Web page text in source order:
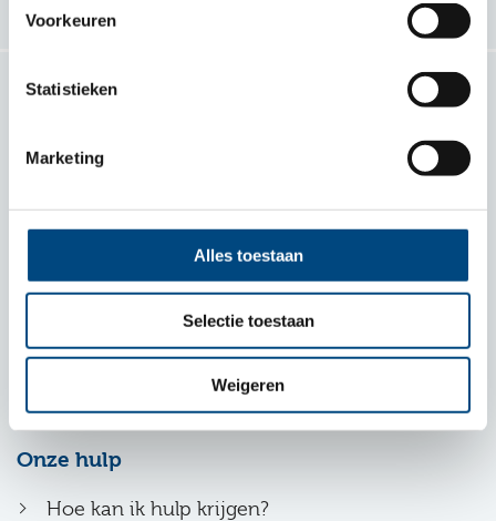
Voorkeuren
Statistieken
Marketing
Alles toestaan
Selectie toestaan
Weigeren
Entrea Lindenhout
Heijenoordseweg 1
Plan je route
088 356 20 00
info@entrealindenhout.nl
Onze hulp
Hoe kan ik hulp krijgen?